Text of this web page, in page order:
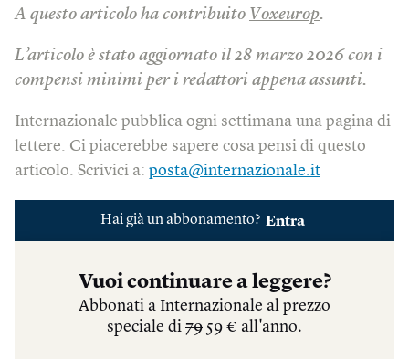
A questo articolo ha contribuito Voxeurop.
L’articolo è stato aggiornato il 28 marzo 2026 con i
compensi minimi per i redattori appena assunti.
Internazionale pubblica ogni settimana una pagina di
lettere. Ci piacerebbe sapere cosa pensi di questo
articolo. Scrivici a: posta@internazionale.it